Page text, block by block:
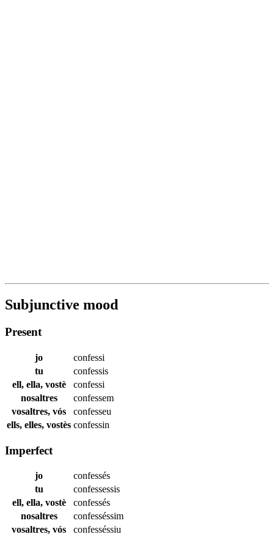
Subjunctive mood
Present
jo
confessi
tu
confessis
ell, ella, vostè
confessi
nosaltres
confessem
vosaltres, vós
confesseu
ells, elles, vostès confessin
Imperfect
jo
confessés
tu
confessessis
ell, ella, vostè
confessés
nosaltres
confesséssim
vosaltres, vós
confesséssiu